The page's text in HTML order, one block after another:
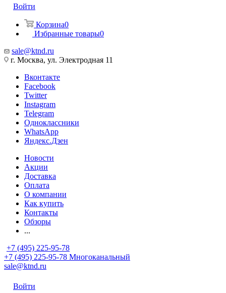
Войти
Корзина0
Избранные товары0
sale@ktnd.ru
г. Москва, ул. Электродная 11
Вконтакте
Facebook
Twitter
Instagram
Telegram
Одноклассники
WhatsApp
Яндекс.Дзен
Новости
Акции
Доставка
Оплата
О компании
Как купить
Контакты
Обзоры
...
+7 (495) 225-95-78
+7 (495) 225-95-78 Многоканальный
sale@ktnd.ru
Войти